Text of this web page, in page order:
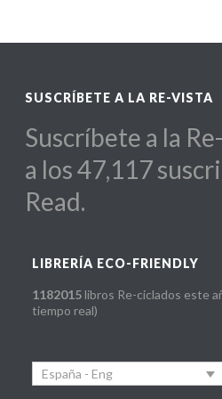
SUSCRÍBETE A LA RE-VISTA
Suscríbete a la
a los 47,117
Read.
LIBRERÍA ECO-FRIENDLY
1182015libros Re-ciclados este
tiempo real)
España - Eng